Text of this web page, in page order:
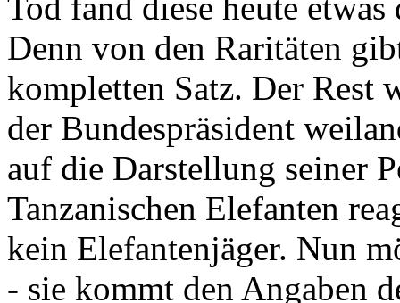
Denn von den Raritäten
kompletten Satz. Der Rest
der Bundespräsident
auf die Darstellung seiner
Tanzanischen Elefanten
kein Elefantenjäger. Nun
- sie kommt den Angaben